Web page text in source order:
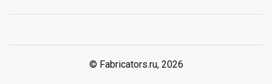
© Fabricators.ru, 2026